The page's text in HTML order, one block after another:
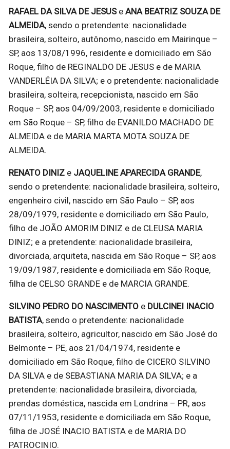
RAFAEL DA SILVA DE JESUSe ANA BEATRIZ SOUZA DE
ALMEIDA, sendo o pretendente: nacionalidade
brasileira, solteiro, autônomo, nascido em Mairinque –
SP, aos 13/08/1996, residente e domiciliado em São
Roque, filho de REGINALDO DE JESUS e de MARIA
VANDERLÉIA DA SILVA; e o pretendente: nacionalidade
brasileira, solteira, recepcionista, nascido em São
Roque – SP, aos 04/09/2003, residente e domiciliado
em São Roque – SP, filho de EVANILDO MACHADO DE
ALMEIDA e de MARIA MARTA MOTA SOUZA DE
ALMEIDA.
RENATO DINIZ e JAQUELINE APARECIDA GRANDE,
sendo o pretendente: nacionalidade brasileira, solteiro,
engenheiro civil, nascido em São Paulo – SP, aos
28/09/1979, residente e domiciliado em São Paulo,
filho de JOÃO AMORIM DINIZ e de CLEUSA MARIA
DINIZ; e a pretendente: nacionalidade brasileira,
divorciada, arquiteta, nascida em São Roque – SP, aos
19/09/1987, residente e domiciliada em São Roque,
filha de CELSO GRANDE e de MARCIA GRANDE.
SILVINO PEDRO DO NASCIMENTO e DULCINEI INACIO
BATISTA, sendo o pretendente: nacionalidade
brasileira, solteiro, agricultor, nascido em São José do
Belmonte – PE, aos 21/04/1974, residente e
domiciliado em São Roque, filho de CICERO SILVINO
DA SILVA e de SEBASTIANA MARIA DA SILVA; e a
pretendente: nacionalidade brasileira, divorciada,
prendas doméstica, nascida em Londrina – PR, aos
07/11/1953, residente e domiciliada em São Roque,
filha de JOSÉ INACIO BATISTA e de MARIA DO
PATROCINIO.